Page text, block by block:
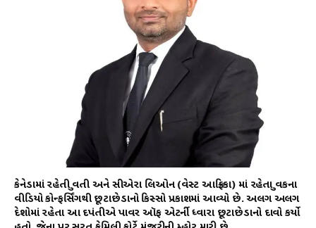
કેનેડામાં રહેતી યુવતી અને સીએરા લિઓન (વેસ્ટ આફ્રિકા) માં રહેતા યુવકના
વીડિયો કોન્ફર્સિંગથી છૂટાછેડાનો કિસ્સો પ્રકાશમાં આવ્યો છે. અલગ અલગ
દેશોમાં રહેતા આ દપંતીએ પાવર ઑફ એટર્ની ધ્વારા છૂટાછેડાનો દાવો કર્યો